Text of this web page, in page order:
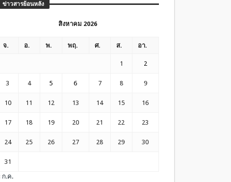
ข่าวสารย้อนหลัง
สิงหาคม 2026
จ. อ. พ. พฤ. ศ. ส. อา.
1 2
3 4 5 6 7 8 9
10 11 12 13 14 15 16
17 18 19 20 21 22 23
24 25 26 27 28 29 30
31
ก.ค.